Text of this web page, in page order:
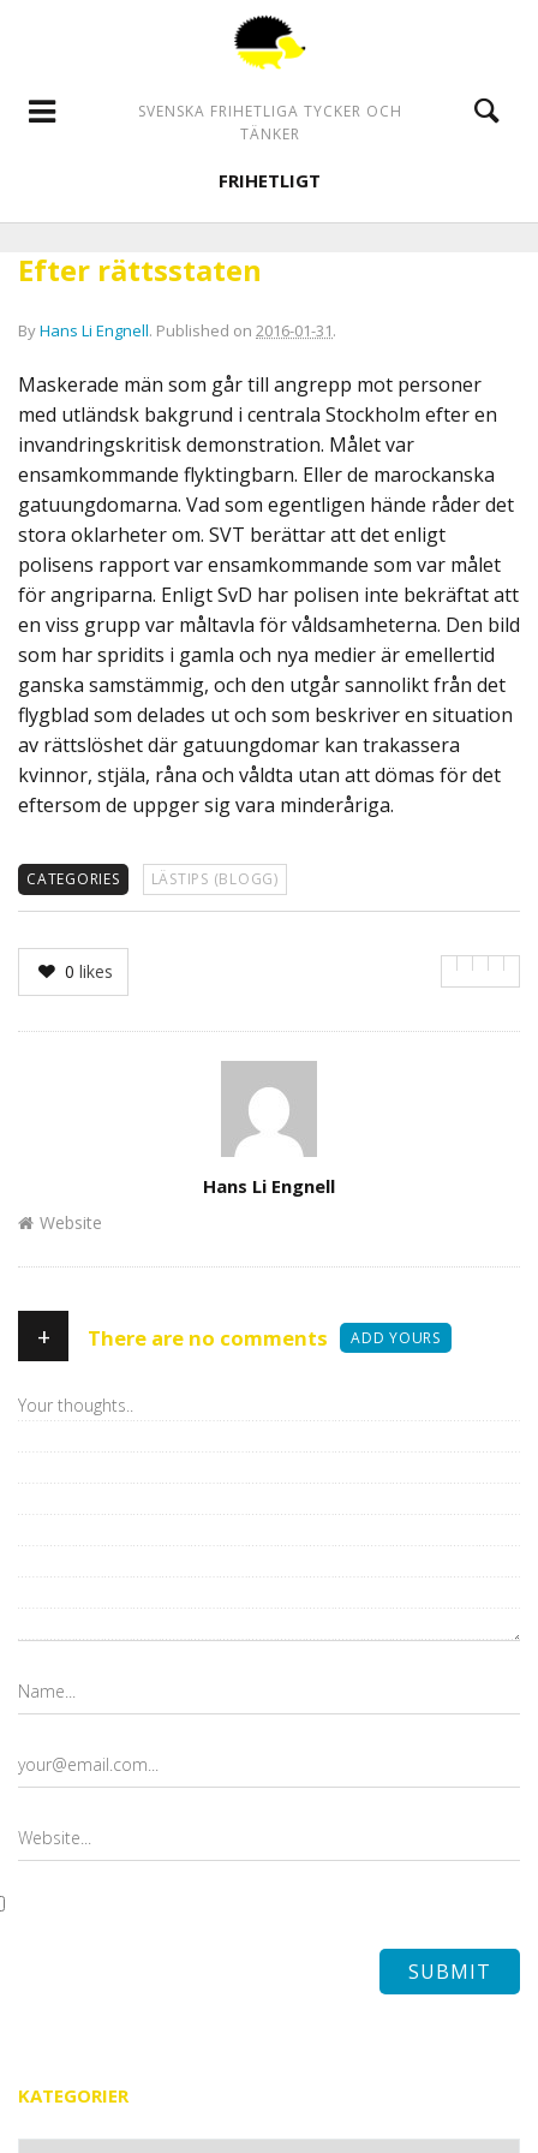
SVENSKA FRIHETLIGA TYCKER OCH
TÄNKER
FRIHETLIGT
Efter rättsstaten
ByHans Li Engnell. Published on 2016-01-31.
Maskerade män som går till angrepp mot personer
med utländsk bakgrund i centrala Stockholm efter en
invandringskritisk demonstration. Målet var
ensamkommande flyktingbarn. Eller de marockanska
gatuungdomarna. Vad som egentligen hände råder det
stora oklarheter om. SVT berättar att det enligt
polisens rapport var ensamkommande som var målet
för angriparna. Enligt SvD har polisen inte bekräftat att
en viss grupp var måltavla för våldsamheterna. Den bild
som har spridits i gamla och nya medier är emellertid
ganska samstämmig, och den utgår sannolikt från det
flygblad som delades ut och som beskriver en situation
av rättslöshet där gatuungdomar kan trakassera
kvinnor, stjäla, råna och våldta utan att dömas för det
eftersom de uppger sig vara minderåriga.
CATEGORIES LÄSTIPS (BLOGG)
0 likes
Hans Li Engnell
Website
+ There are no comments ADD YOURS
KATEGORIER